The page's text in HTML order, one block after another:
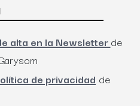
alta en la Newsletterde
de privacidad de